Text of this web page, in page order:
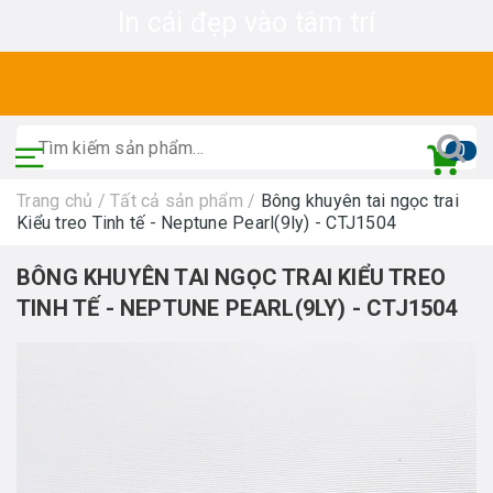
0
Trang chủ / Tất cả sản phẩm / Bông khuyên tai ngọc trai
Kiểu treo Tinh tế - Neptune Pearl(9ly) - CTJ1504
BÔNG KHUYÊN TAI NGỌC TRAI KIỂU TREO
TINH TẾ - NEPTUNE PEARL(9LY) - CTJ1504